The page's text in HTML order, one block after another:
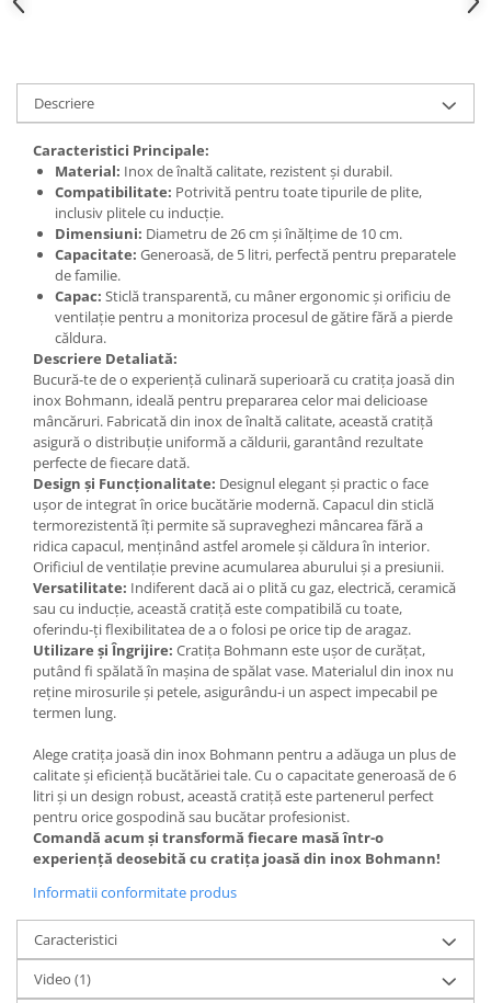
Descriere
Caracteristici Principale:
Material: Inox de înaltă calitate, rezistent și durabil.
Compatibilitate: Potrivită pentru toate tipurile de plite,
inclusiv plitele cu inducție.
Dimensiuni: Diametru de 26 cm și înălțime de 10 cm.
Capacitate: Generoasă, de 5 litri, perfectă pentru preparatele
de familie.
Capac: Sticlă transparentă, cu mâner ergonomic și orificiu de
ventilație pentru a monitoriza procesul de gătire fără a pierde
căldura.
Descriere Detaliată:
Bucură-te de o experiență culinară superioară cu cratița joasă din
inox Bohmann, ideală pentru prepararea celor mai delicioase
mâncăruri. Fabricată din inox de înaltă calitate, această cratiță
asigură o distribuție uniformă a căldurii, garantând rezultate
perfecte de fiecare dată.
Design și Funcționalitate: Designul elegant și practic o face
ușor de integrat în orice bucătărie modernă. Capacul din sticlă
termorezistentă îți permite să supraveghezi mâncarea fără a
ridica capacul, menținând astfel aromele și căldura în interior.
Orificiul de ventilație previne acumularea aburului și a presiunii.
Versatilitate: Indiferent dacă ai o plită cu gaz, electrică, ceramică
sau cu inducție, această cratiță este compatibilă cu toate,
oferindu-ți flexibilitatea de a o folosi pe orice tip de aragaz.
Utilizare și Îngrijire: Cratița Bohmann este ușor de curățat,
putând fi spălată în mașina de spălat vase. Materialul din inox nu
reține mirosurile și petele, asigurându-i un aspect impecabil pe
termen lung.
Alege cratița joasă din inox Bohmann pentru a adăuga un plus de
calitate și eficiență bucătăriei tale. Cu o capacitate generoasă de 6
litri și un design robust, această cratiță este partenerul perfect
pentru orice gospodină sau bucătar profesionist.
Comandă acum și transformă fiecare masă într-o
experiență deosebită cu cratița joasă din inox Bohmann!
Informatii conformitate produs
Caracteristici
Video (1)